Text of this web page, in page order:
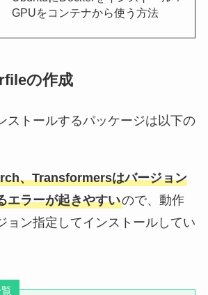
GPUをコンテナから使う方法
の作成
ストールするパッケージは以下の
、Transformersはバージョン
エラーが起きやすいので、動作
ョン指定してインストールしてい